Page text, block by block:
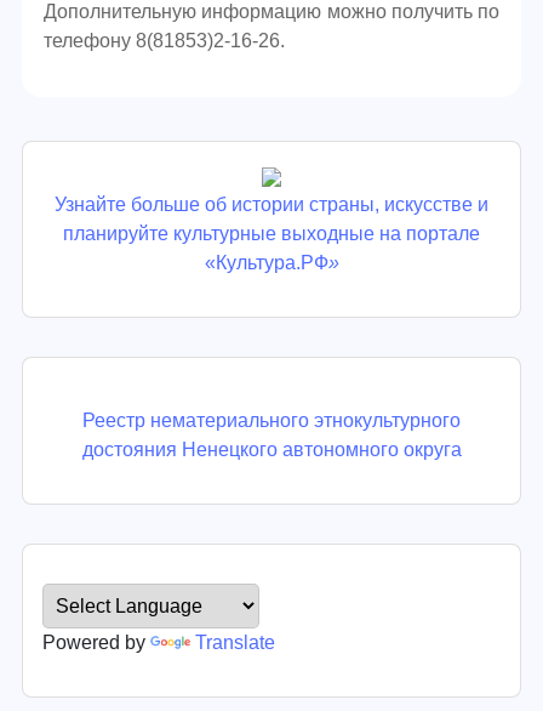
Дополнительную информацию можно получить по
телефону 8(81853)2-16-26.
Узнайте больше об истории страны, искусстве и
планируйте культурные выходные на портале
«Культура.РФ»
Реестр нематериального этнокультурного
достояния Ненецкого автономного округа
Powered by Translate